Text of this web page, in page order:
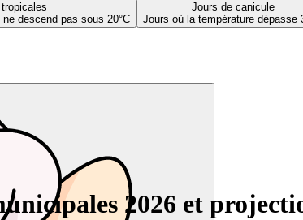
descend pas sous 20°C
Jours de canicule
Jours où la température dépasse
2026 et